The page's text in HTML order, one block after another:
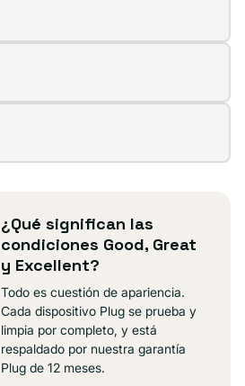
¿Qué significan las
condiciones Good, Great
y Excellent?
Todo es cuestión de apariencia.
Cada dispositivo Plug se prueba y
limpia por completo, y está
respaldado por nuestra garantía
Plug de 12 meses.